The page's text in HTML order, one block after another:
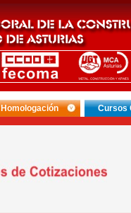
Homologación Cursos